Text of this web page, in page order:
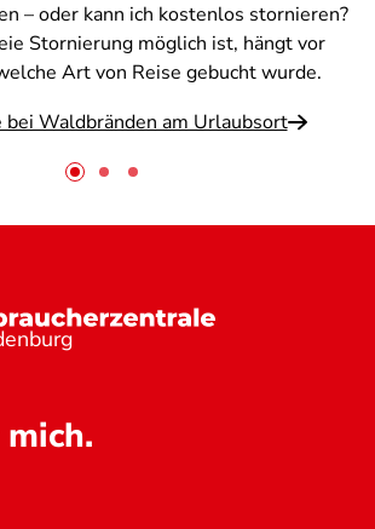
– oder kann ich kostenlos stornieren?
Stornierung möglich ist, hängt vor
Art von Reise gebucht wurde.
bei Waldbränden am Urlaubsort